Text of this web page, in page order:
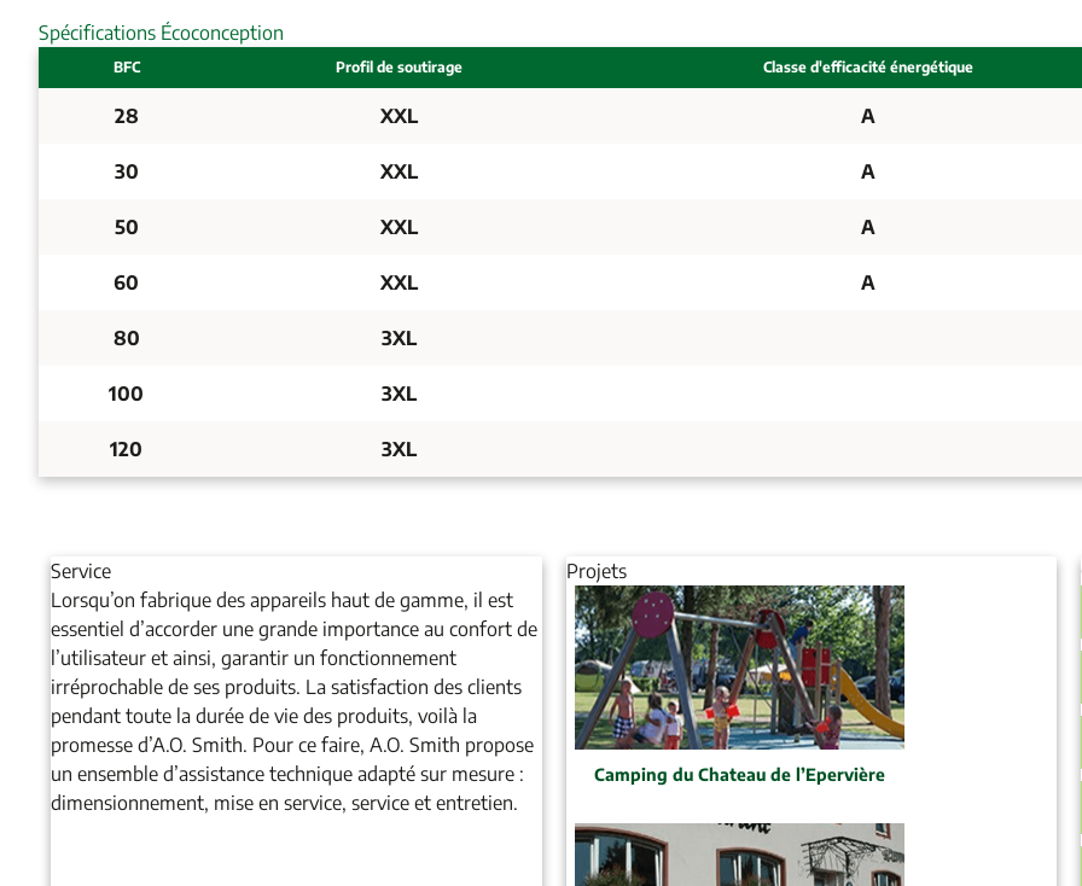
Spécifications Écoconception
BFC Profil de soutirage Classe d'efficacité énergétique
28 XXL A
30 XXL A
50 XXL A
60 XXL A
80 3XL
100 3XL
120 3XL
Service
Lorsqu’on fabrique des appareils haut de gamme, il est
essentiel d’accorder une grande importance au confort de
l’utilisateur et ainsi, garantir un fonctionnement
irréprochable de ses produits. La satisfaction des clients
pendant toute la durée de vie des produits, voilà la
promesse d’A.O. Smith. Pour ce faire, A.O. Smith propose
un ensemble d’assistance technique adapté sur mesure :
dimensionnement, mise en service, service et entretien.
Projets
Camping du Chateau de l’Epervière